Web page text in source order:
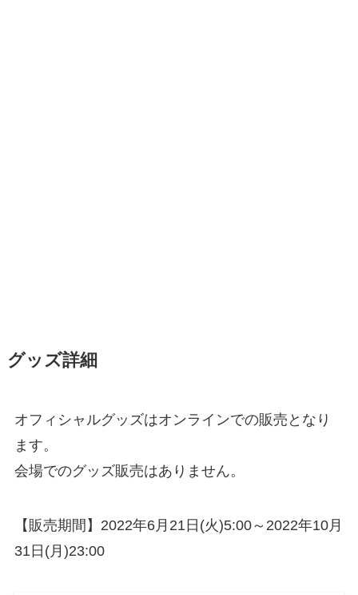
グッズ詳細
オフィシャルグッズはオンラインでの販売となり
ます。
会場でのグッズ販売はありません。
【販売期間】2022年6月21日(火)5:00～2022年10月
31日(月)23:00